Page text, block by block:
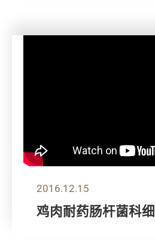
2016.12.15
鸡肉耐药肠杆菌科